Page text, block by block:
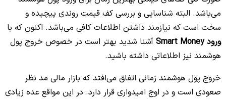
می‌باشد. البته شناسایی و بررسی کف قیمت روندی پیچیده و
سخت است که نیازمند داشتن اطلاعات کافی می‌باشد. اکنون که با
ورود Smart Money
آشنا شدید بهتر است در خصوص خروج پول
هوشمند نیز اطلاعاتی داشته باشید.
خروج پول هوشمند زمانی اتفاق می‌افتد که بازار مالی مد نظر
صعودی است و در اوج امیدواری قرار دارد. در این مواقع عده زیادی